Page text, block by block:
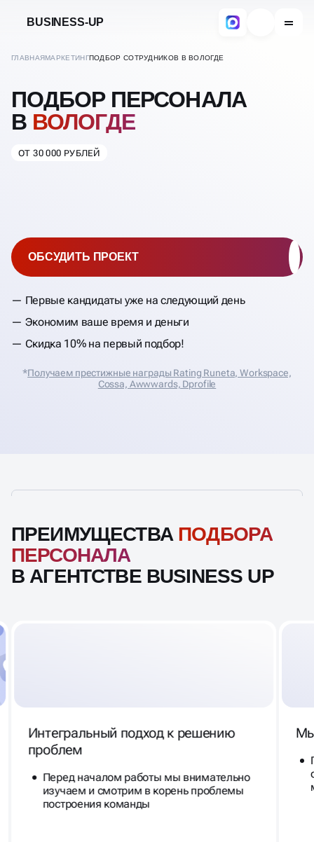
BUSINESS-UP
ГЛАВНАЯМАРКЕТИНГПОДБОР СОТРУДНИКОВ В ВОЛОГДЕ
ПОДБОР ПЕРСОНАЛА
В ВОЛОГДЕ
ОТ 30 000 РУБЛЕЙ
Первые кандидаты уже на следующий день
Экономим ваше время и деньги
Скидка 10% на первый подбор!
ОБСУДИТЬ ПРОЕКТ
*Получаем престижные награды Rating Runeta, Workspace,
Cossa, Аwwwards, Dprofile
ПРЕИМУЩЕСТВА ПОДБОРА
ПЕРСОНАЛА
В АГЕНТСТВЕ BUSINESS UP
Интегральный подход к решению
проблем
Перед началом работы мы внимательно
изучаем и смотрим в корень проблемы
построения команды